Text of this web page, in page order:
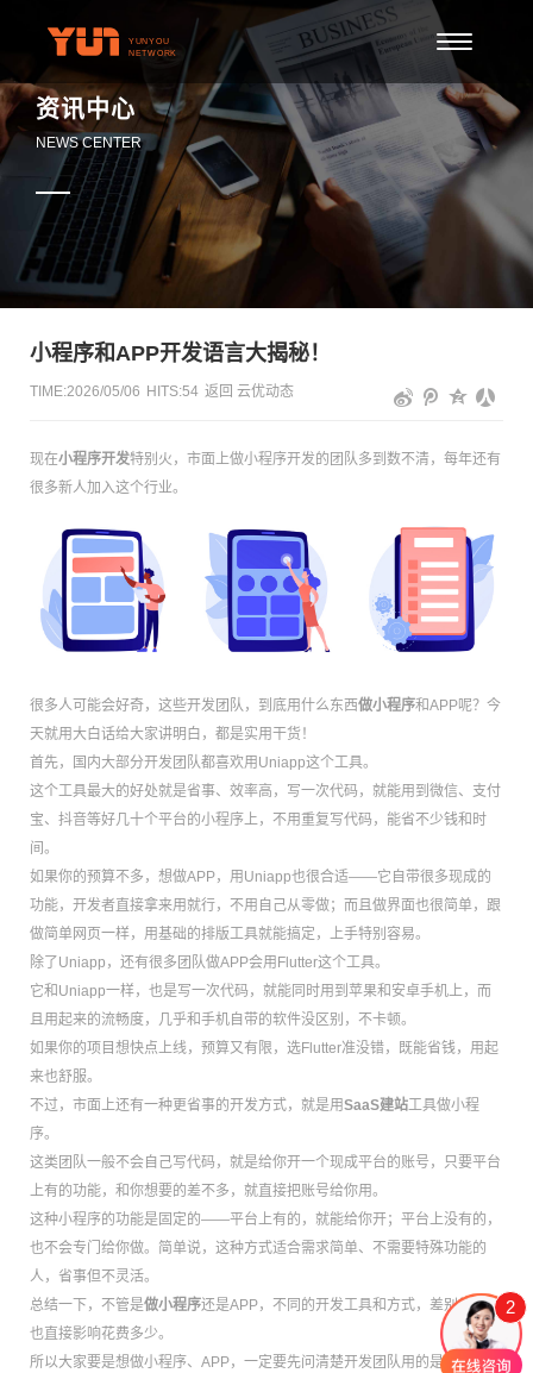
资讯中心
NEWS CENTER
小程序和APP开发语言大揭秘！
TIME:2026/05/06 HITS:54 返回 云优动态
现在小程序开发特别火，市面上做小程序开发的团队多到数不清，每年还有
很多新人加入这个行业。
很多人可能会好奇，这些开发团队，到底用什么东西做小程序和APP呢？今
天就用大白话给大家讲明白，都是实用干货！
首先，国内大部分开发团队都喜欢用Uniapp这个工具。
这个工具最大的好处就是省事、效率高，写一次代码，就能用到微信、支付
宝、抖音等好几十个平台的小程序上，不用重复写代码，能省不少钱和时
间。
如果你的预算不多，想做APP，用Uniapp也很合适——它自带很多现成的
功能，开发者直接拿来用就行，不用自己从零做；而且做界面也很简单，跟
做简单网页一样，用基础的排版工具就能搞定，上手特别容易。
除了Uniapp，还有很多团队做APP会用Flutter这个工具。
它和Uniapp一样，也是写一次代码，就能同时用到苹果和安卓手机上，而
且用起来的流畅度，几乎和手机自带的软件没区别，不卡顿。
如果你的项目想快点上线，预算又有限，选Flutter准没错，既能省钱，用起
来也舒服。
不过，市面上还有一种更省事的开发方式，就是用SaaS建站工具做小程
序。
这类团队一般不会自己写代码，就是给你开一个现成平台的账号，只要平台
上有的功能，和你想要的差不多，就直接把账号给你用。
这种小程序的功能是固定的——平台上有的，就能给你开；平台上没有的，
也不会专门给你做。简单说，这种方式适合需求简单、不需要特殊功能的
人，省事但不灵活。
总结一下，不管是做小程序还是APP，不同的开发工具和方式，差别很大，
也直接影响花费多少。
所以大家要是想做小程序、APP，一定要先问清楚开发团队用的是什么工
2